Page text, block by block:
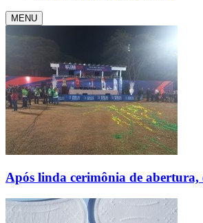
MENU
Após linda cerimônia de abertura,